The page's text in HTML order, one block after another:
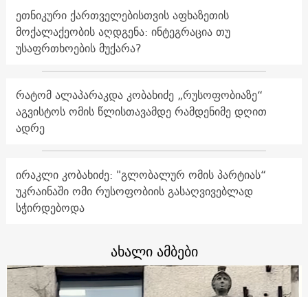
ეთნიკური ქართველებისთვის აფხაზეთის
მოქალაქეობის აღდგენა: ინტეგრაცია თუ
უსაფრთხოების მუქარა?
რატომ ალაპარაკდა კობახიძე „რუსოფობიაზე“
აგვისტოს ომის წლისთავამდე რამდენიმე დღით
ადრე
ირაკლი კობახიძე: "გლობალურ ომის პარტიას“
უკრაინაში ომი რუსოფობიის გასაღვივებლად
სჭირდებოდა
ახალი ამბები